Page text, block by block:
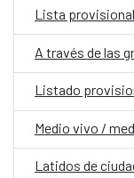
A través de las
Listado
Medio vivo /
Latidos de